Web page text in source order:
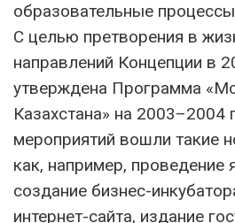
образовательные
С целью претворения в
направлений Концепции в
утверждена Программа
Казахстана» на 2003–2004
мероприятий вошли такие
как, например, проведение
создание бизнес-
интернет-сайта, издание